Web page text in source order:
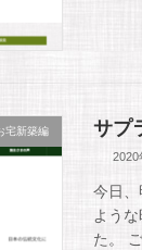
宅新築編 サプ
2020
今日
よう
た。